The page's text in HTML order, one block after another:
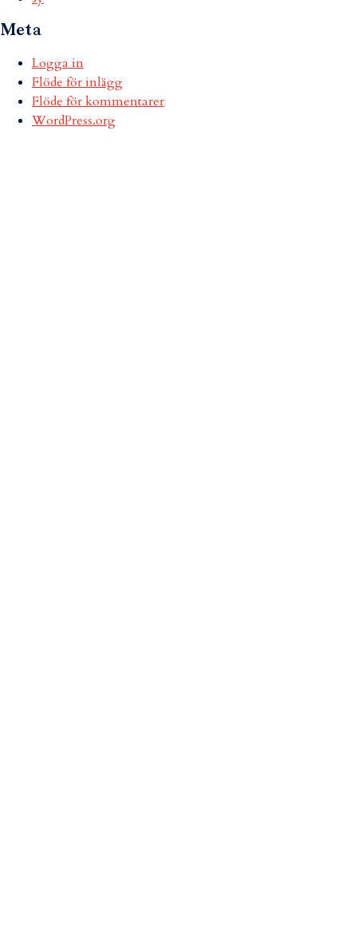
Meta
Logga in
Flöde för inlägg
Flöde för kommentarer
WordPress.org